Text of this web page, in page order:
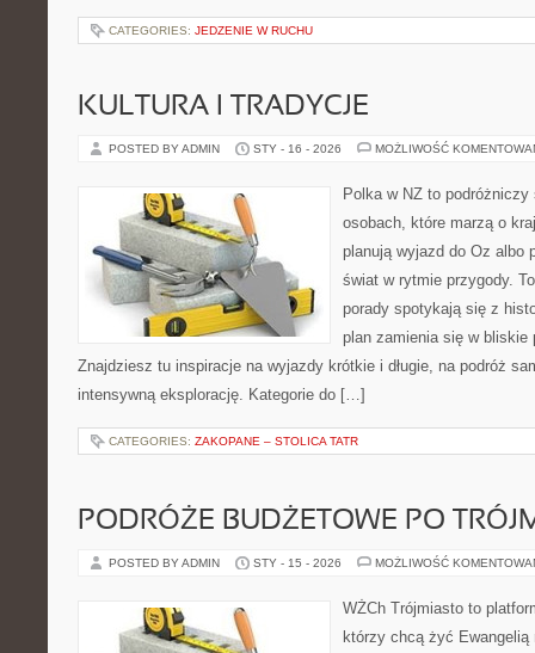
CATEGORIES: JEDZENIE W RUCHU
KULTURA I TRADYCJE
POSTED BY ADMIN STY - 16 - 2026 MOŻLIWOŚĆ
Polka w NZ to
osobach, które marzą o
planują wyjazd do Oz albo
świat w rytmie przygody.
porady spotykają się z
plan zamienia się w bliskie
Znajdziesz tu inspiracje na wyjazdy krótkie i długie, na podróż
intensywną eksplorację. Kategorie do […]
CATEGORIES: ZAKOPANE – STOLICA TATR
PODRÓŻE BUDŻETOWE PO
POSTED BY ADMIN STY - 15 - 2026 MOŻLIWOŚĆ
WŻCh Trójmiasto to
którzy chcą żyć